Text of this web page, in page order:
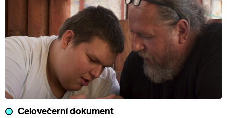
Celovečerní dokument